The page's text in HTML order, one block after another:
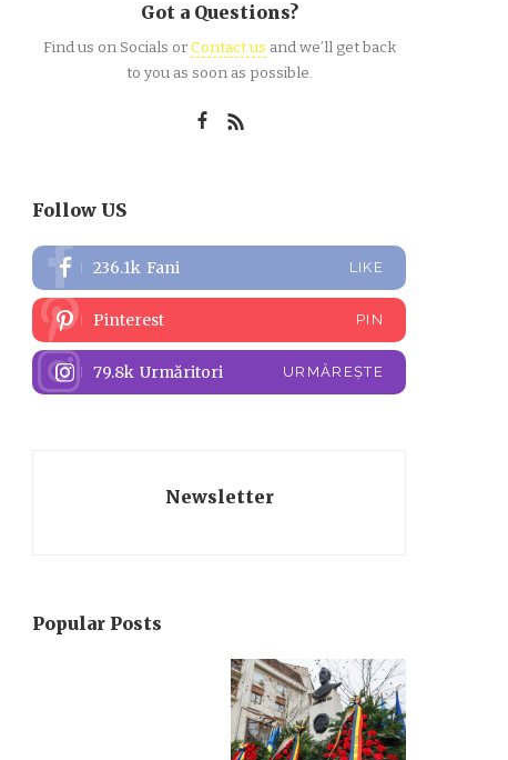
Got a Questions?
Find us on Socials orContact us and we’ll get back
to you as soon as possible.
Follow US
236.1k Fani LIKE
Pinterest PIN
79.8k Urmăritori URMĂREȘTE
Newsletter
Popular Posts